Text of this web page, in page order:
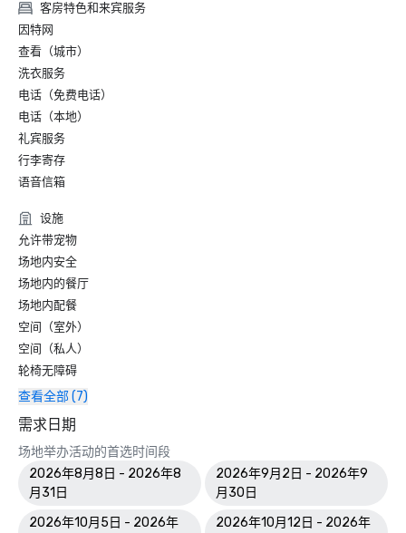
客房特色和来宾服务
因特网
查看（城市）
洗衣服务
电话（免费电话）
电话（本地）
礼宾服务
行李寄存
语音信箱
设施
允许带宠物
场地内安全
场地内的餐厅
场地内配餐
空间（室外）
空间（私人）
轮椅无障碍
查看全部 (7)
需求日期
场地举办活动的首选时间段
2026年8月8日 - 2026年8
月31日
2026年9月2日 - 2026年9
月30日
2026年10月5日 - 2026年
2026年10月12日 - 2026年